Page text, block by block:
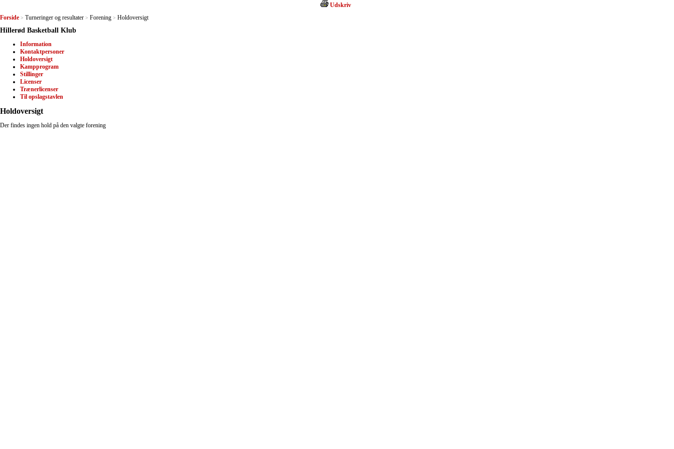
Udskriv
Forside > Turneringer og resultater > Forening > Holdoversigt
Hillerød Basketball Klub
Information
Kontaktpersoner
Holdoversigt
Kampprogram
Stillinger
Licenser
Trænerlicenser
Til opslagstavlen
Holdoversigt
Der findes ingen hold på den valgte forening